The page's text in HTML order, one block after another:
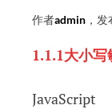
作者admin ，
1.1.1大小写
JavaScript